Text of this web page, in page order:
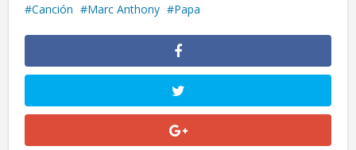
Canción Marc Anthony Papa